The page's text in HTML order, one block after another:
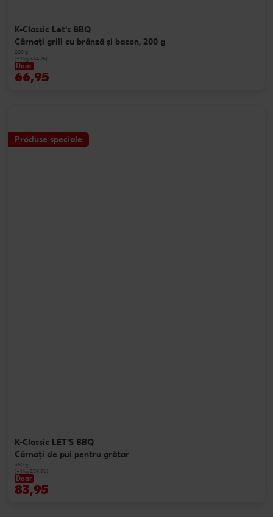
K-Classic Let's BBQ
Cârnaţi grill cu brânză și bacon, 200 g
200 g
(=1 kg 334.75)
Doar
66,95
Produse speciale
K-Classic LET'S BBQ
Cârnaţi de pui pentru grătar
350 g
(=1 kg 239.86)
Doar
83,95